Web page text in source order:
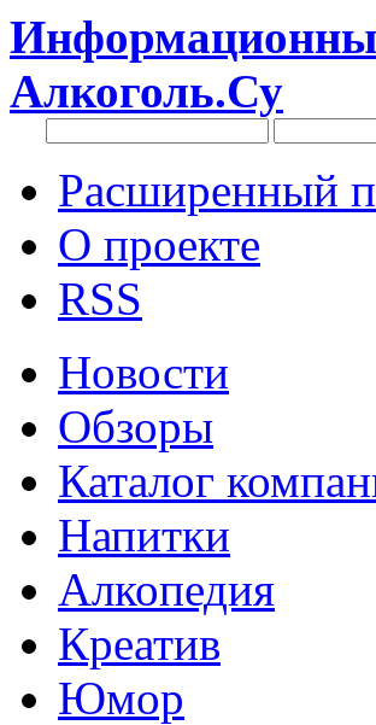
Алкоголь.Су
Расширенный
О проекте
RSS
Новости
Обзоры
Каталог
Напитки
Алкопедия
Креатив
Юмор